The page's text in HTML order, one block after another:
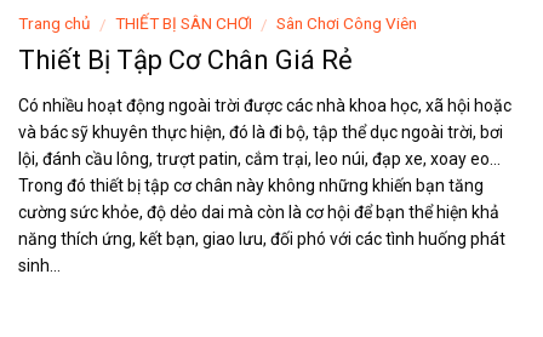
Trang chủ / THIẾT BỊ SÂN CHƠI / Sân Chơi Công Viên
Thiết Bị Tập Cơ Chân Giá Rẻ
Có nhiều hoạt động ngoài trời được các nhà khoa học, xã hội hoặc
và bác sỹ khuyên thực hiện, đó là đi bộ, tập thể dục ngoài trời, bơi
lội, đánh cầu lông, trượt patin, cắm trại, leo núi, đạp xe, xoay eo…
Trong đó thiết bị tập cơ chân này không những khiến bạn tăng
cường sức khỏe, độ dẻo dai mà còn là cơ hội để bạn thể hiện khả
năng thích ứng, kết bạn, giao lưu, đối phó với các tình huống phát
sinh…